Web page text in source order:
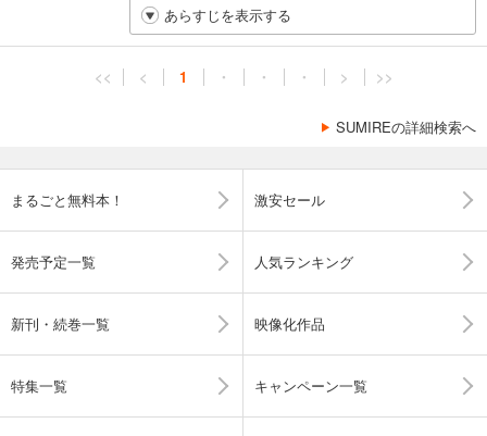
あらすじを表示する
<< < 1 ・ ・ ・ > >>
SUMIREの詳細検索へ
まるごと無料本！ 激安セール
発売予定一覧 人気ランキング
新刊・続巻一覧 映像化作品
特集一覧 キャンペーン一覧